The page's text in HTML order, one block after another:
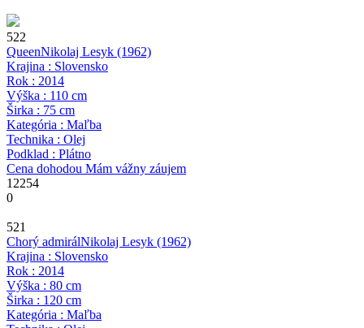
522
QueenNikolaj Lesyk (1962)
Krajina : Slovensko
Rok : 2014
Výška : 110 cm
Širka : 75 cm
Kategória : Maľba
Technika : Olej
Podklad : Plátno
Cena dohodou Mám vážny záujem
12254
0
521
Chorý admirálNikolaj Lesyk (1962)
Krajina : Slovensko
Rok : 2014
Výška : 80 cm
Širka : 120 cm
Kategória : Maľba